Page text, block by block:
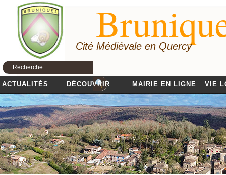
Cité Médiévale en Quercy
ACTUALITÉS DÉCOUVRIR MAIRIE EN LIGNE VIE